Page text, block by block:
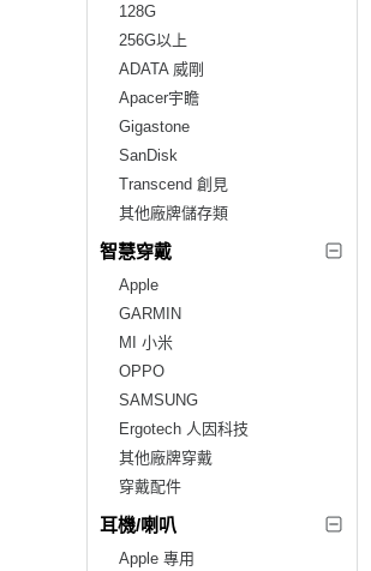
128G
256G以上
ADATA 威剛
Apacer宇瞻
Gigastone
SanDisk
Transcend 創見
其他廠牌儲存類
智慧穿戴
Apple
GARMIN
MI 小米
OPPO
SAMSUNG
Ergotech 人因科技
其他廠牌穿戴
穿戴配件
耳機/喇叭
Apple 專用